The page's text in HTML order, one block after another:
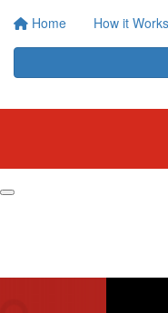
Home How it Works